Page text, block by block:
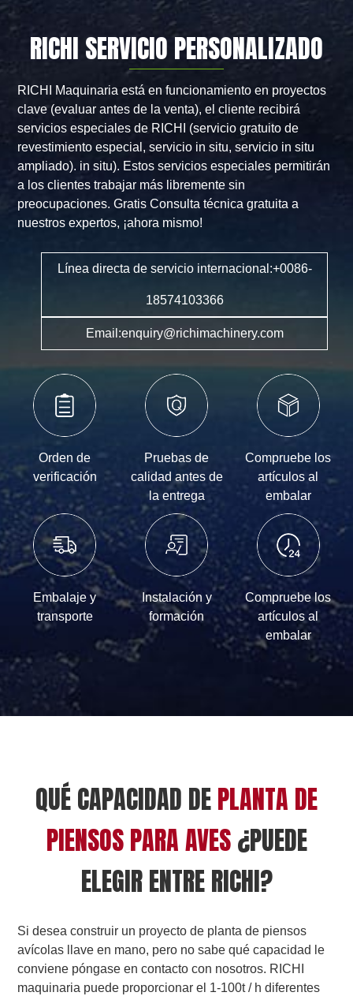
RICHI SERVICIO PERSONALIZADO
RICHI Maquinaria está en funcionamiento en proyectos
clave (evaluar antes de la venta), el cliente recibirá
servicios especiales de RICHI (servicio gratuito de
revestimiento especial, servicio in situ, servicio in situ
ampliado). in situ). Estos servicios especiales permitirán
a los clientes trabajar más libremente sin
preocupaciones. Gratis Consulta técnica gratuita a
nuestros expertos, ¡ahora mismo!
Línea directa de servicio internacional:+0086-
18574103366
Email:enquiry@richimachinery.com
Orden de
verificación
Pruebas de
calidad antes de
la entrega
Compruebe los
artículos al
embalar
Embalaje y
transporte
Instalación y
formación
Compruebe los
artículos al
embalar
QUÉ CAPACIDAD DEPLANTA DE
PIENSOS PARA AVES¿PUEDE
ELEGIR ENTRE RICHI?
Si desea construir un proyecto de planta de piensos
avícolas llave en mano, pero no sabe qué capacidad le
conviene póngase en contacto con nosotros. RICHI
maquinaria puede proporcionar el 1-100t / h diferentes